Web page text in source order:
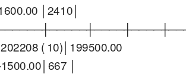
│2410│
( 10)│199500.00
│